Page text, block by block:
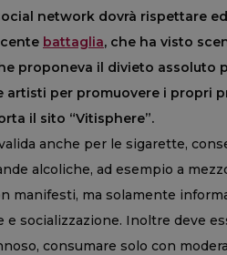
network dovrà rispettare
battaglia, che ha visto
proponeva il divieto assoluto
artisti per promuovere i propri
il sito “Vitisphere”.
anche per le sigarette,
alcoliche, ad esempio a
manifesti, ma solamente
e socializzazione. Inoltre deve
consumare solo con